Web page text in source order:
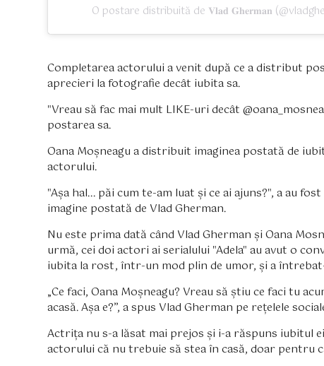
O postare distribuită de 𝐕𝐥𝐚𝐝 𝐆𝐡𝐞𝐫𝐦𝐚𝐧
Completarea actorului a venit după ce a distribut
aprecieri la fotografie decât iubita sa.
"Vreau să fac mai mult LIKE-uri decât
postarea sa.
Oana Moșneagu a distribuit imaginea postată de
actorului.
"Așa hal... păi cum te-am luat și ce ai ajuns?", a au
imagine postată de Vlad Gherman.
Nu este prima dată când Vlad Gherman și Oana
urmă, cei doi actori ai serialului "Adela" au avut o
iubita la rost, într-un mod plin de umor, și a
„Ce faci, Oana Moșneagu? Vreau să știu ce faci tu
acasă. Așa e?”, a spus Vlad Gherman pe rețelele
Actrița nu s-a lăsat mai prejos și i-a răspuns iubitul
actorului că nu trebuie să stea în casă, doar pentru